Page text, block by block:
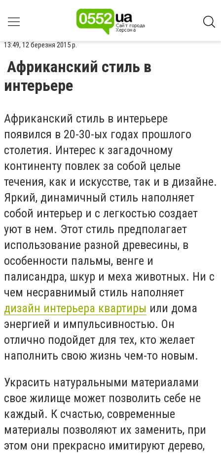
13:49, 12 березня 2015 р.
Африканский стиль в
интерьере
Африканский стиль в интерьере
появился в 20-30-ых годах прошлого
столетия. Интерес к загадочному
континенту повлек за собой целые
течения, как и искусстве, так и в дизайне.
Яркий, динамичный стиль наполняет
собой интерьер и с легкостью создает
уют в нем. Этот стиль предполагает
использование разной древесины, в
особенности пальмы, венге и
палисандра, шкур и меха животных. Ни с
чем несравнимый стиль наполняет
дизайн интерьера квартиры или дома
энергией и импульсивностью. Он
отлично подойдет для тех, кто желает
наполнить свою жизнь чем-то новым.
Украсить натуральными материалами
свое жилище может позволить себе не
каждый. К счастью, современные
материалы позволяют их заменить, при
этом они прекрасно имитируют дерево,